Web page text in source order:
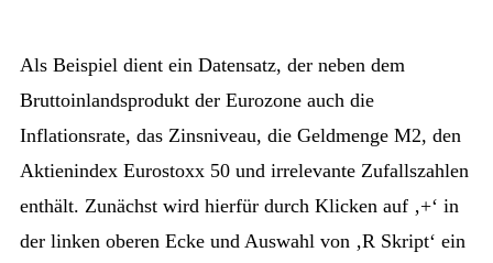
Als Beispiel dient ein Datensatz, der neben dem
Bruttoinlandsprodukt der Eurozone auch die
Inflationsrate, das Zinsniveau, die Geldmenge M2, den
Aktienindex Eurostoxx 50 und irrelevante Zufallszahlen
enthält. Zunächst wird hierfür durch Klicken auf ‚+‘ in
der linken oberen Ecke und Auswahl von ‚R Skript‘ ein